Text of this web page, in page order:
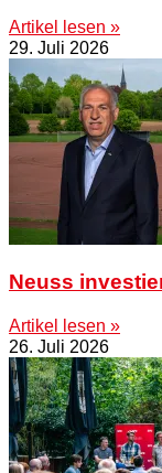
Artikel lesen »
29. Juli 2026
Neuss
Artikel lesen »
26. Juli 2026